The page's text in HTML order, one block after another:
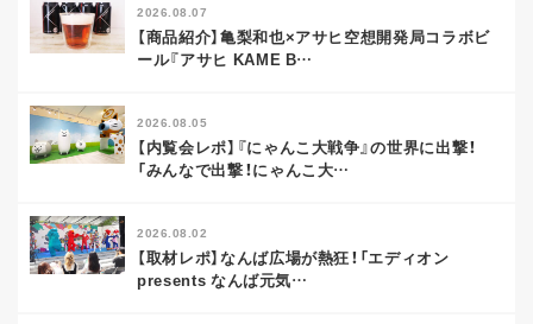
2026.08.07
【商品紹介】亀梨和也×アサヒ空想開発局コラボビ
ール『アサヒ KAME B…
2026.08.05
【内覧会レポ】『にゃんこ大戦争』の世界に出撃！
「みんなで出撃！にゃんこ大…
2026.08.02
【取材レポ】なんば広場が熱狂！「エディオン
presents なんば元気…